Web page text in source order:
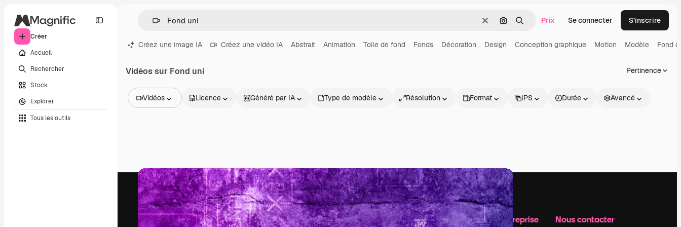
Créer
Accueil
Rechercher
Stock
Explorer
Tous les outils
EffacerRechercher par image
Rechercher
Prix Se connecter S’inscrire
Créez une image IA Créez une vidéo IA Abstrait Animation Toile de fond Fonds Décoration Design Conception graphique Motion Modèle Fond
Vidéos sur Fond uni Pertinence
Vidéos
Vidéos
Clips de vidéo
Graphiques animés
Templates vidéos
Icônes
Modèles 3D
Polices
Licence Généré par IA Type de modèle Résolution Format IPS Durée Avancé
Produits Commencer Notre entreprise Nous contacter